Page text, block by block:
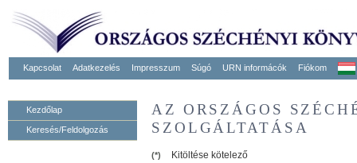
Kapcsolat Adatkezelés Impresszum Súgó URN informácók Fiókom
Kezdőlap
Keresés/Feldolgozás
AZ ORSZÁGOS
SZOLGÁLTATÁSA
(*)
Kitöltése kötelező